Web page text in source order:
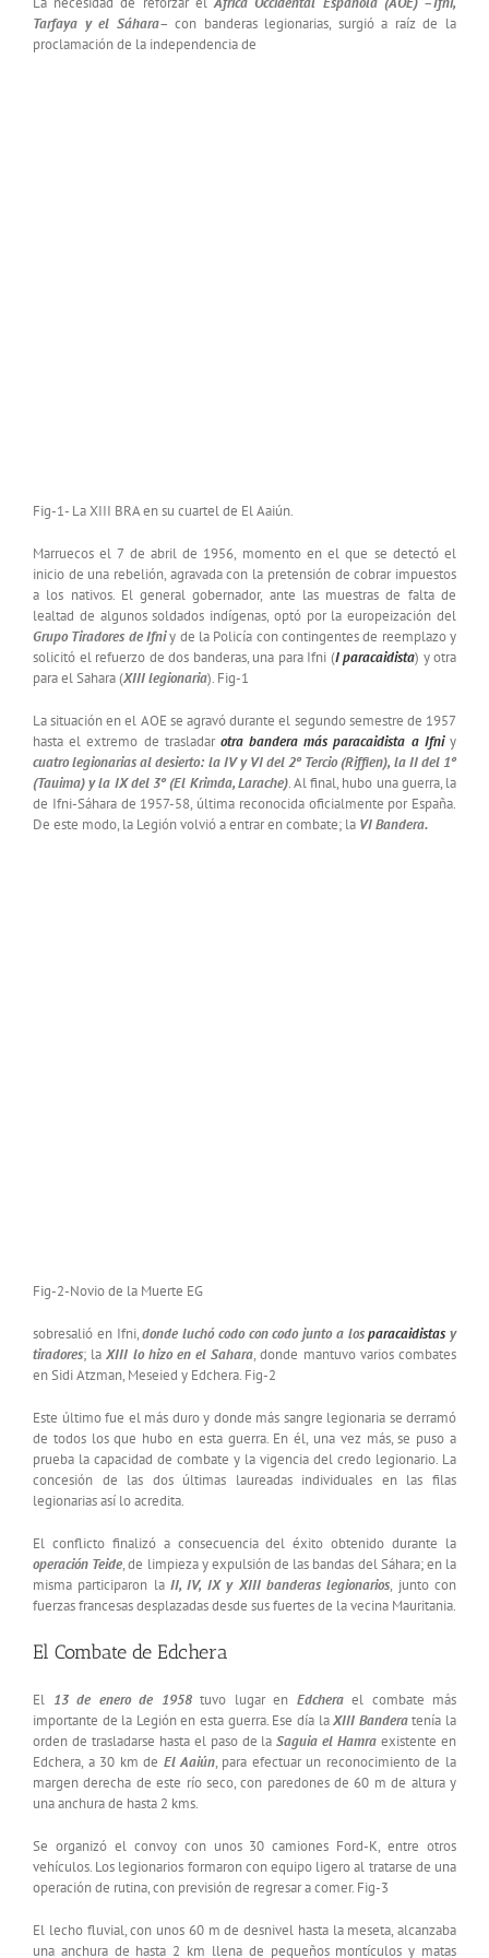
Tarfaya y el Sáhara– con banderas legionarias, surgió a raíz de la
proclamación de la independencia de
Fig-1- La XIII BRA en su cuartel de El Aaiún.
Marruecos el 7 de abril de 1956, momento en el que se detectó el
inicio de una rebelión, agravada con la pretensión de cobrar impuestos
a los nativos. El general gobernador, ante las muestras de falta de
lealtad de algunos soldados indígenas, optó por la europeización del
Grupo Tiradores de Ifniy de la Policía con contingentes de reemplazo y
solicitó el refuerzo de dos banderas, una para Ifni (I paracaidista) y otra
para el Sahara (XIII legionaria). Fig-1
La situación en el AOE se agravó durante el segundo semestre de 1957
hasta el extremo de trasladarotra bandera más paracaidista a Ifniy
cuatro legionarias al desierto: la IV y VI del 2º Tercio (Riffien), la II del 1º
(Tauima) y la IX del 3º (El Krimda, Larache). Al final, hubo una guerra, la
de Ifni-Sáhara de 1957-58, última reconocida oficialmente por España.
De este modo, la Legión volvió a entrar en combate; la VI Bandera.
Fig-2-Novio de la Muerte EG
sobresalió en Ifni,donde luchó codo con codo junto a losparacaidistas y
tiradores; laXIII lo hizo en el Sahara, donde mantuvo varios combates
en Sidi Atzman, Meseied y Edchera. Fig-2
Este último fue el más duro y donde más sangre legionaria se derramó
de todos los que hubo en esta guerra. En él, una vez más, se puso a
prueba la capacidad de combate y la vigencia del credo legionario. La
concesión de las dos últimas laureadas individuales en las filas
legionarias así lo acredita.
El conflicto finalizó a consecuencia del éxito obtenido durante la
operación Teide, de limpieza y expulsión de las bandas del Sáhara; en la
misma participaron laII, IV, IX y XIII banderas legionarios, junto con
fuerzas francesas desplazadas desde sus fuertes de la vecina Mauritania.
El Combate de Edchera
El 13 de enero de 1958tuvo lugar en Edcherael combate más
importante de la Legión en esta guerra. Ese día laXIII Banderatenía la
orden de trasladarse hasta el paso de laSaguia el Hamra existente en
Edchera, a 30 km de El Aaiún, para efectuar un reconocimiento de la
margen derecha de este río seco, con paredones de 60 m de altura y
una anchura de hasta 2 kms.
Se organizó el convoy con unos 30 camiones Ford-K, entre otros
vehículos. Los legionarios formaron con equipo ligero al tratarse de una
operación de rutina, con previsión de regresar a comer. Fig-3
El lecho fluvial, con unos 60 m de desnivel hasta la meseta, alcanzaba
una anchura de hasta 2 km llena de pequeños montículos y matas